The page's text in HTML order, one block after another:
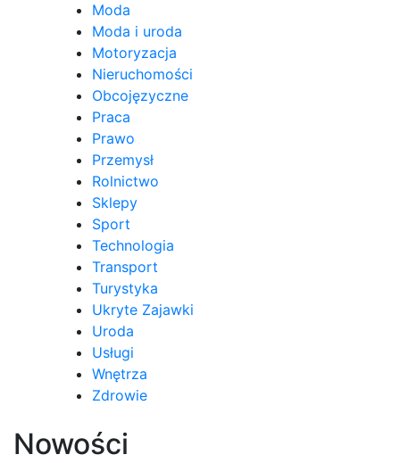
Moda
Moda i uroda
Motoryzacja
Nieruchomości
Obcojęzyczne
Praca
Prawo
Przemysł
Rolnictwo
Sklepy
Sport
Technologia
Transport
Turystyka
Ukryte Zajawki
Uroda
Usługi
Wnętrza
Zdrowie
Nowości